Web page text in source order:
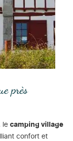
près
le camping village
confort et